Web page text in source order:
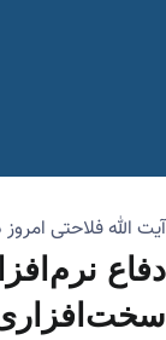
آیت الله فلاحتی
دفاع